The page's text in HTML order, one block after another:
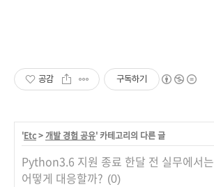
공감 구독하기
'Etc>개발 경험 공유' 카테고리의 다른 글
Python3.6 지원 종료 한달 전 실무에서는
어떻게 대응할까? (0)